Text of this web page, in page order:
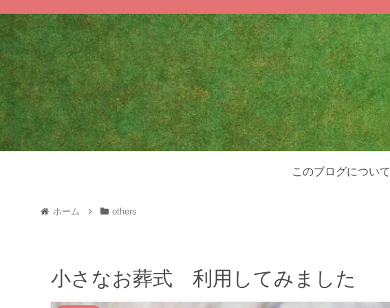
このブログについて
ホーム others
小さなお葬式 利用してみました